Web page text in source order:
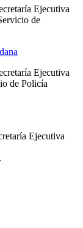
Ejecutiva
de
Ejecutiva
de Policía
Ejecutiva